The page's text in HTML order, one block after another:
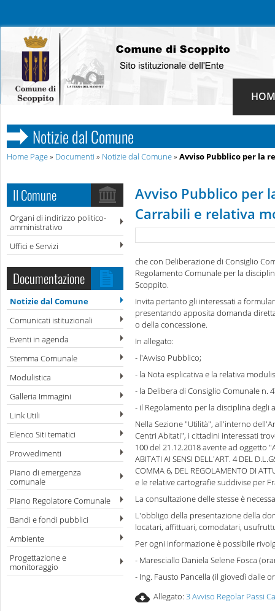
Notizie dal Comune
Home Page» Documenti » Notizie dal Comune» Avviso Pubblico per la
Il Comune
Organi di indirizzo politico-
amministrativo
Uffici e Servizi
Documentazione
Notizie dal Comune
Comunicati istituzionali
Eventi in agenda
Stemma Comunale
Modulistica
Galleria Immagini
Link Utili
Elenco Siti tematici
Provvedimenti
Piano di emergenza
comunale
Piano Regolatore Comunale
Bandi e fondi pubblici
Ambiente
Progettazione e
monitoraggio
Avviso Pubblico per
Carrabili e relativa
che con Deliberazione di Consiglio
Regolamento Comunale per la
Scoppito.
Invita pertanto gli interessati a
presentando apposita domanda
o della concessione.
In allegato:
- l'Avviso Pubblico;
- la Nota esplicativa e la relativa
- la Delibera di Consiglio Comunale n.
- il Regolamento per la disciplina degli
Nella Sezione "Utilità", all'interno
Centri Abitati", i cittadini interessati
100 del 21.12.2018 avente ad oggetto
ABITATI AI SENSI DELL'ART. 4 DEL
COMMA 6, DEL REGOLAMENTO DI
e le relative cartografie suddivise per
La consultazione delle stesse è
L'obbligo della presentazione della
locatari, affittuari, comodatari,
Per ogni informazione è possibile
- Maresciallo Daniela Selene Fosca
- Ing. Fausto Pancella (il giovedì dalle
Allegato: 3 Avviso Regolar Passi